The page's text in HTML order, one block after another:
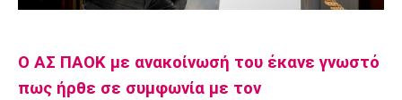
Cine Spot
Ιωνικός Πανσερραϊκός
Ο ΑΣ ΠΑΟΚ με ανακοίνωσή του έκανε γνωστό
πως ήρθε σε συμφωνία με τον